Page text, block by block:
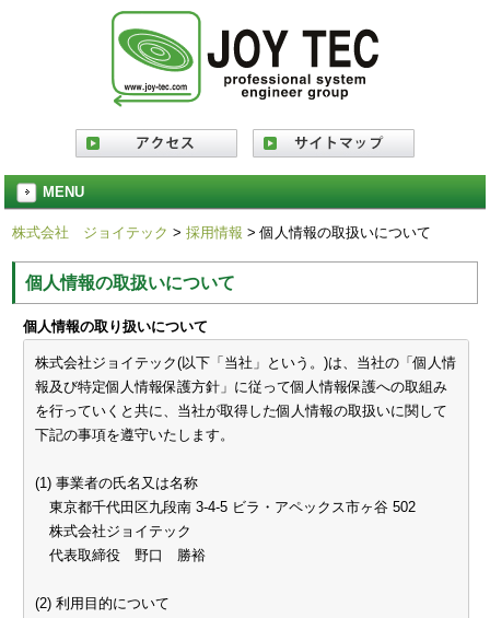
MENU
株式会社 ジョイテック >採用情報 > 個人情報の取扱いについて
個人情報の取扱いについて
個人情報の取り扱いについて
株式会社ジョイテック(以下「当社」という。)は、当社の「個人情
報及び特定個人情報保護方針」に従って個人情報保護への取組み
を行っていくと共に、当社が取得した個人情報の取扱いに関して
下記の事項を遵守いたします。
(1) 事業者の氏名又は名称
東京都千代田区九段南 3-4-5 ビラ・アペックス市ヶ谷 502
株式会社ジョイテック
代表取締役 野口 勝裕
(2) 利用目的について